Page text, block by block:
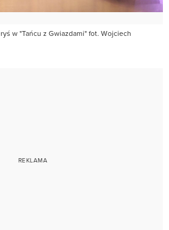
w "Tańcu z Gwiazdami" fot. Wojciech